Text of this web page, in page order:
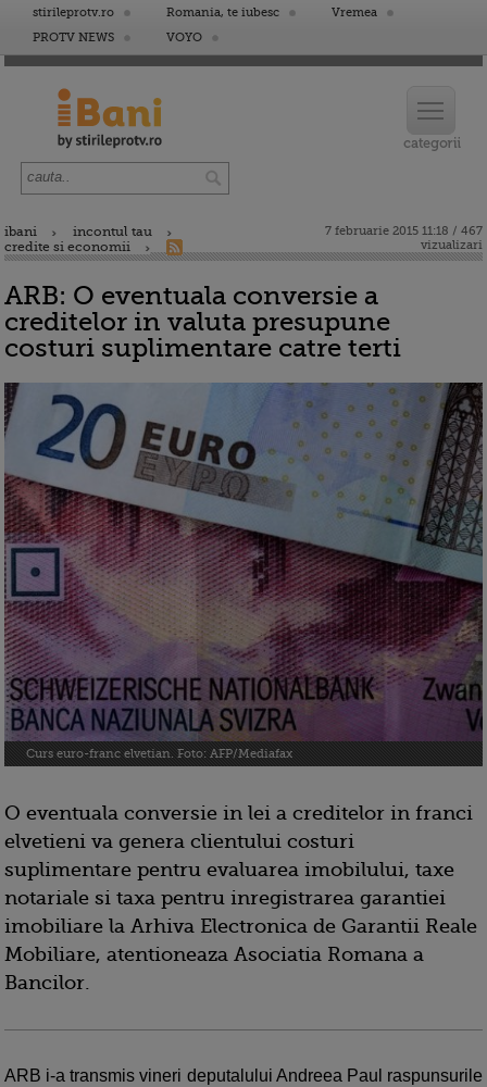
stirileprotv.ro Romania, te iubesc
Vremea
PROTV NEWS
VOYO
ibani
incontul tau
credite si economii
7 februarie 2015 11:18 / 467
vizualizari
ARB: O eventuala conversie a
creditelor in valuta presupune
costuri suplimentare catre terti
Curs euro-franc elvetian. Foto: AFP/Mediafax
O eventuala conversie in lei a creditelor in franci
elvetieni va genera clientului costuri
suplimentare pentru evaluarea imobilului, taxe
notariale si taxa pentru inregistrarea garantiei
imobiliare la Arhiva Electronica de Garantii Reale
Mobiliare, atentioneaza Asociatia Romana a
Bancilor.
ARB i-a transmis vineri deputalului Andreea Paul raspunsurile